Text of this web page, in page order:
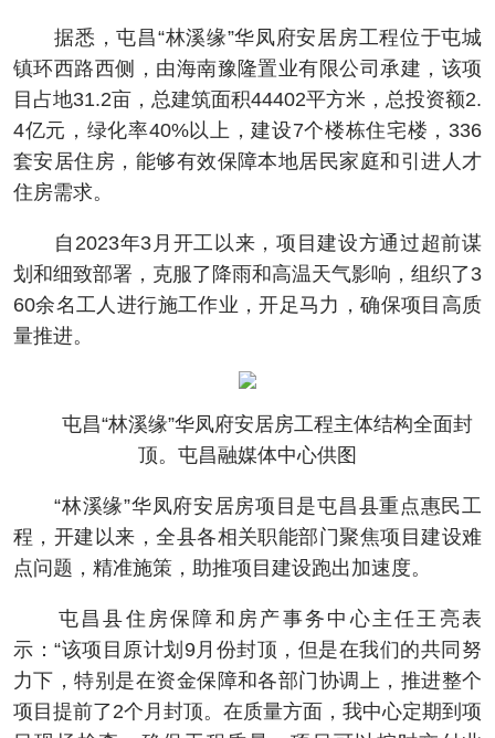
据悉，屯昌“林溪缘”华凤府安居房工程位于屯城
镇环西路西侧，由海南豫隆置业有限公司承建，该项
目占地31.2亩，总建筑面积44402平方米，总投资额2.
4亿元，绿化率40%以上，建设7个楼栋住宅楼，336
套安居住房，能够有效保障本地居民家庭和引进人才
住房需求。
自2023年3月开工以来，项目建设方通过超前谋
划和细致部署，克服了降雨和高温天气影响，组织了3
60余名工人进行施工作业，开足马力，确保项目高质
量推进。
屯昌“林溪缘”华凤府安居房工程主体结构全面封
顶。屯昌融媒体中心供图
“林溪缘”华凤府安居房项目是屯昌县重点惠民工
程，开建以来，全县各相关职能部门聚焦项目建设难
点问题，精准施策，助推项目建设跑出加速度。
屯昌县住房保障和房产事务中心主任王亮表
示：“该项目原计划9月份封顶，但是在我们的共同努
力下，特别是在资金保障和各部门协调上，推进整个
项目提前了2个月封顶。在质量方面，我中心定期到项